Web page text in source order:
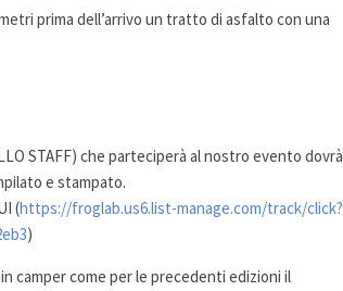
prima dell’arrivo un tratto di asfalto con una
STAFF) che parteciperà al nostro evento dovrà
e stampato.
(https://froglab.us6.list-manage.com/track/click?
)
camper come per le precedenti edizioni il